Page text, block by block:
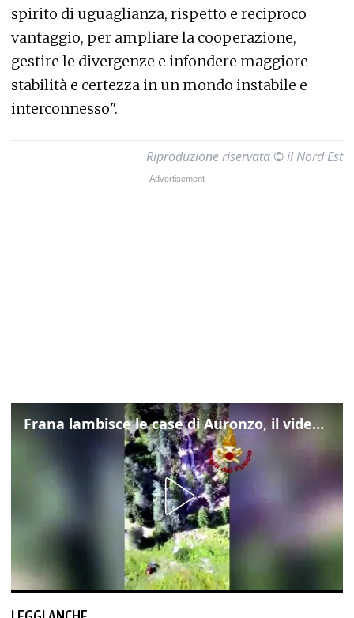
spirito di uguaglianza, rispetto e reciproco
vantaggio, per ampliare la cooperazione,
gestire le divergenze e infondere maggiore
stabilità e certezza in un mondo instabile e
interconnesso".
Riproduzione riservata © il Nord Est
Frana lambisce le case di Auronzo, il video dall'elicottero dei vigili del fuoco